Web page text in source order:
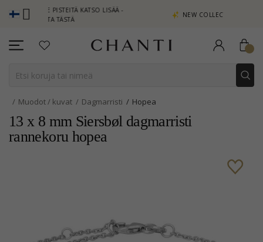
PISTEITÄ KATSO LISÄÄ -
TÄSTÄ
NEW COLLECTION | AURA
Muodot / kuvat Dagmarristi Hopea
13 x 8 mm Siersbøl dagmarristi
rannekoru hopea